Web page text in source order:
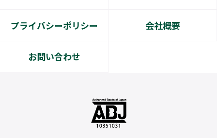
プライバシーポリシー 会社概要
お問い合わせ